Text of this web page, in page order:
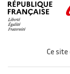
Ce